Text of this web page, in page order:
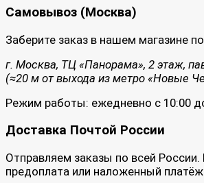
Самовывоз (Москва)
Заберите заказ в нашем магазине
г. Москва, ТЦ «Панорама», 2 этаж,
(≈20 м от выхода из метро «Новые
Режим работы: ежедневно с 10:00
Доставка Почтой России
Отправляем заказы по всей
предоплата или наложенный платёж.